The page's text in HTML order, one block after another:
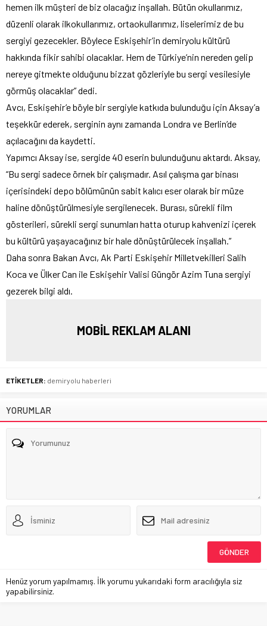
hemen ilk müşteri de biz olacağız inşallah. Bütün okullarımız,
düzenli olarak ilkokullarımız, ortaokullarımız, liselerimiz de bu
sergiyi gezecekler. Böylece Eskişehir’in demiryolu kültürü
hakkında fikir sahibi olacaklar. Hem de Türkiye’nin nereden gelip
nereye gitmekte olduğunu bizzat gözleriyle bu sergi vesilesiyle
görmüş olacaklar” dedi.
Avcı, Eskişehir’e böyle bir sergiyle katkıda bulunduğu için Aksay’a
teşekkür ederek, serginin aynı zamanda Londra ve Berlin’de
açılacağını da kaydetti.
Yapımcı Aksay ise, sergide 40 eserin bulunduğunu aktardı. Aksay,
“Bu sergi sadece örnek bir çalışmadır. Asıl çalışma gar binası
içerisindeki depo bölümünün sabit kalıcı eser olarak bir müze
haline dönüştürülmesiyle sergilenecek. Burası, sürekli film
gösterileri, sürekli sergi sunumları hatta oturup kahvenizi içerek
bu kültürü yaşayacağınız bir hale dönüştürülecek inşallah.”
Daha sonra Bakan Avcı, Ak Parti Eskişehir Milletvekilleri Salih
Koca ve Ülker Can ile Eskişehir Valisi Güngör Azim Tuna sergiyi
gezerek bilgi aldı.
MOBİL REKLAM ALANI
ETİKETLER: demiryolu haberleri
YORUMLAR
Henüz yorum yapılmamış. İlk yorumu yukarıdaki form aracılığıyla siz
yapabilirsiniz.